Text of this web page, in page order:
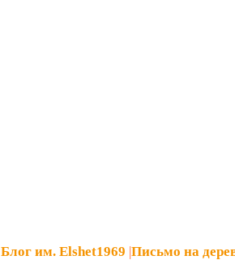
Блог им. Elshet1969 |Письмо на